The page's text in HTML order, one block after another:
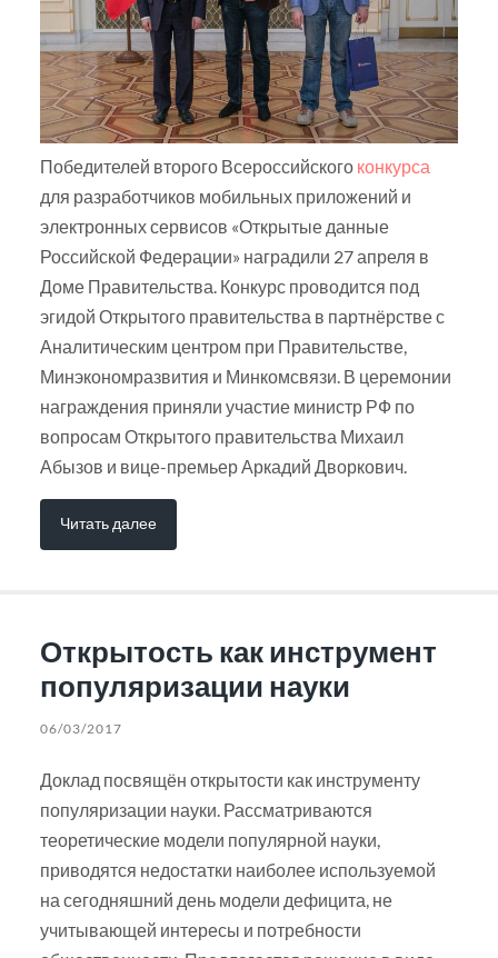
Победителей второго Всероссийского конкурса
для разработчиков мобильных приложений и
электронных сервисов «Открытые данные
Российской Федерации» наградили 27 апреля в
Доме Правительства. Конкурс проводится под
эгидой Открытого правительства в партнёрстве с
Аналитическим центром при Правительстве,
Минэкономразвития и Минкомсвязи. В церемонии
награждения приняли участие министр РФ по
вопросам Открытого правительства Михаил
Абызов и вице-премьер Аркадий Дворкович.
Читать далее
Открытость как инструмент
популяризации науки
06/03/2017
Доклад посвящён открытости как инструменту
популяризации науки. Рассматриваются
теоретические модели популярной науки,
приводятся недостатки наиболее используемой
на сегодняшний день модели дефицита, не
учитывающей интересы и потребности